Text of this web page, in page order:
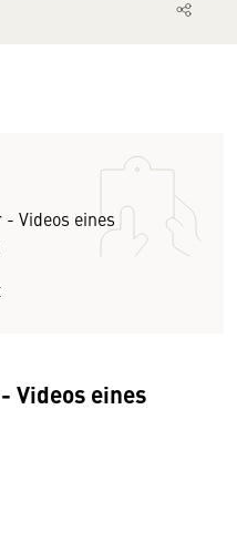
Videos eines
Videos eines
einen externen
wir allerdings